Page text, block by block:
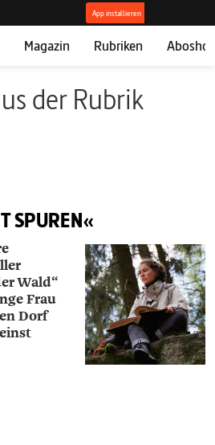
Magazin Rubriken
der Rubrik
SPUREN«
Wald“
Frau
Dorf